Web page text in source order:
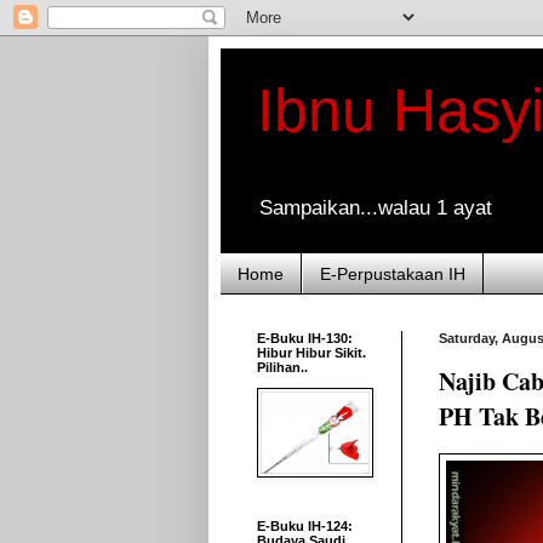
Ibnu
Sampaikan...walau 1 ayat
Home E-Perpustakaan IH
Saturday,
Najib
PH Tak
E-Buku IH-130:
Hibur Hibur Sikit.
Pilihan..
E-Buku IH-124: